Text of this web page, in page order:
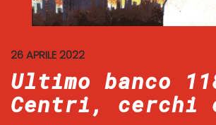
26 APRILE 2022
Ultimo banco
Centri, cerchi